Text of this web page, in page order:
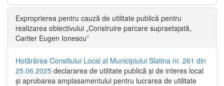
Exproprierea pentru cauză de utilitate publică pentru
realizarea obiectivului „Construire parcare supraetajată,
Cartier Eugen Ionescu”
Hotărârea Consiliului Local al Municipiului Slatina nr. 261 din
25.06.2025 declararea de utilitate publică și de interes local
și aprobarea amplasamentului pentru lucrarea de utilitate